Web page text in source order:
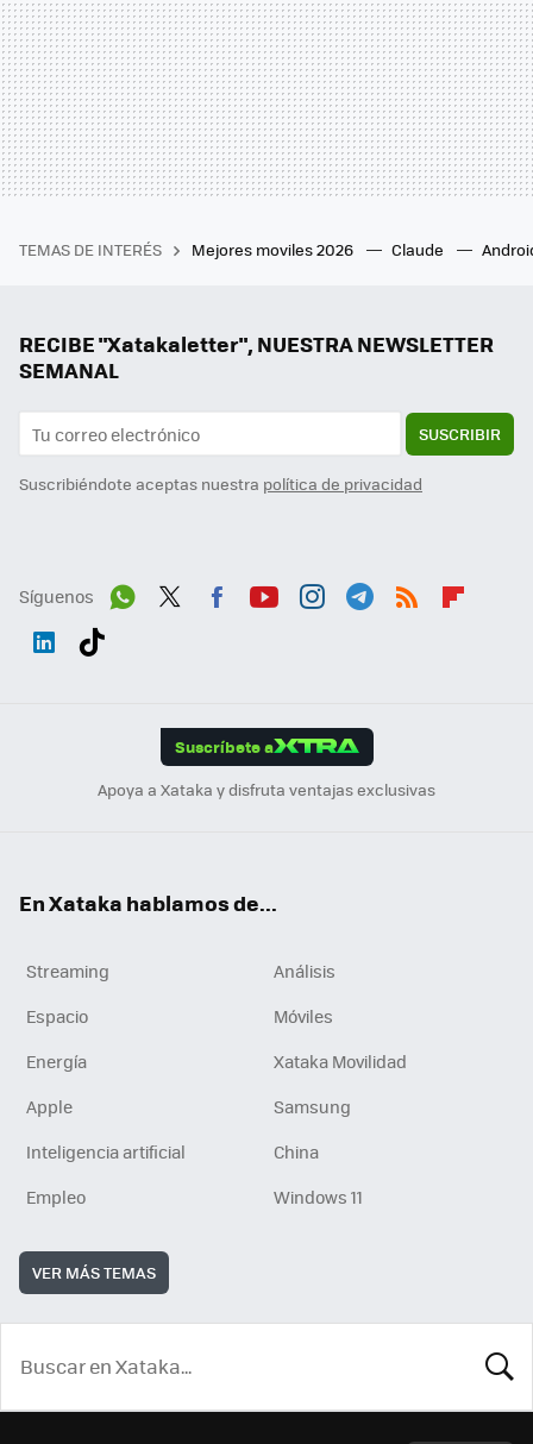
TEMAS DE INTERÉS Mejores moviles 2026 Claude
RECIBE "Xatakaletter", NUESTRA NEWSLETTER
SEMANAL
SUSCRIBIR
Suscribiéndote aceptas nuestra política de privacidad
Síguenos
Suscríbete a
Apoya a Xataka y disfruta ventajas exclusivas
En Xataka hablamos de...
Streaming
Análisis
Espacio
Móviles
Energía
Xataka Movilidad
Apple
Samsung
Inteligencia artificial
China
Empleo
Windows 11
VER MÁS TEMAS